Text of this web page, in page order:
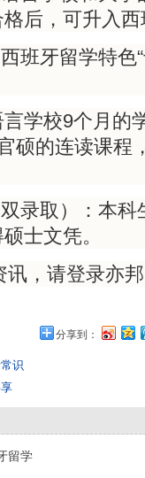
后，可升入
牙留学特色“
校9个月的
硕的连读课程
取）：本科
士文凭。
，请登录亦邦
分享到：
识
留学